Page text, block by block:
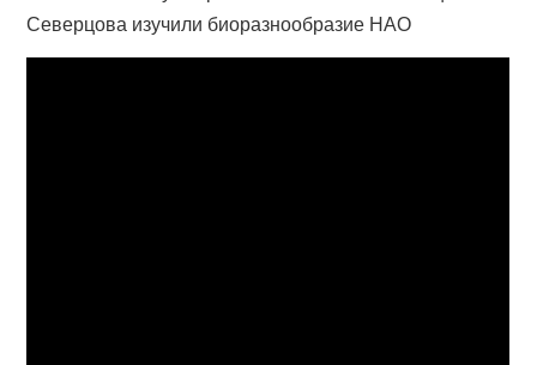
Северцова изучили биоразнообразие НАО